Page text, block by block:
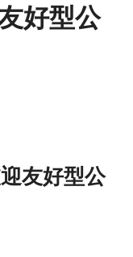
好型公
友好型公